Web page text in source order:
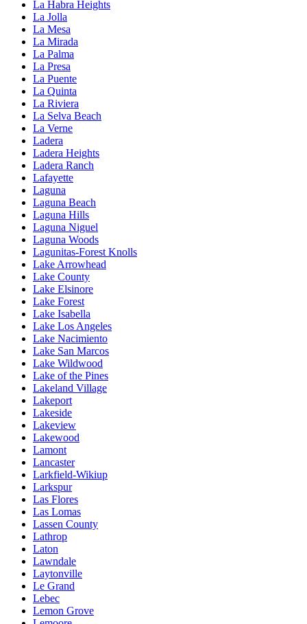
La Habra Heights
La Jolla
La Mesa
La Mirada
La Palma
La Presa
La Puente
La Quinta
La Riviera
La Selva Beach
La Verne
Ladera
Ladera Heights
Ladera Ranch
Lafayette
Laguna
Laguna Beach
Laguna Hills
Laguna Niguel
Laguna Woods
Lagunitas-Forest Knolls
Lake Arrowhead
Lake County
Lake Elsinore
Lake Forest
Lake Isabella
Lake Los Angeles
Lake Nacimiento
Lake San Marcos
Lake Wildwood
Lake of the Pines
Lakeland Village
Lakeport
Lakeside
Lakeview
Lakewood
Lamont
Lancaster
Larkfield-Wikiup
Larkspur
Las Flores
Las Lomas
Lassen County
Lathrop
Laton
Lawndale
Laytonville
Le Grand
Lebec
Lemon Grove